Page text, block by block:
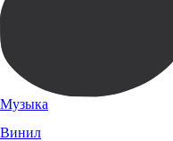
Музыка
Винил